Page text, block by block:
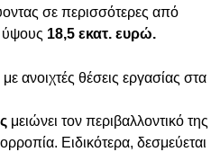
σε περισσότερες από
ύψους 18,5 εκατ. ευρώ.
ανοιχτές θέσεις εργασίας στα
μειώνει τον περιβαλλοντικό της
Ειδικότερα, δεσμεύεται